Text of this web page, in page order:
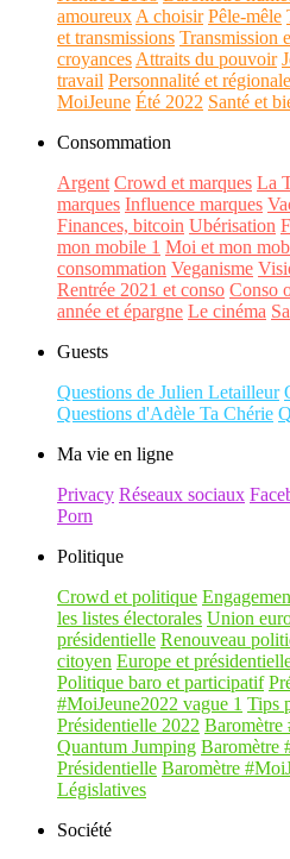
amoureux A choisir Pêle-mêle
et transmissions Transmission
croyances Attraits du pouvoir
travail Personnalité et
MoiJeune Été 2022 Santé et
Consommation
Argent Crowd et marques La
marques Influence marques
Finances, bitcoin Ubérisation
mon mobile 1 Moi et mon
consommation Veganisme
Rentrée 2021 et conso Conso
année et épargne Le cinéma
Guests
Questions de Julien Letailleur
Questions d'Adèle Ta Chérie
Ma vie en ligne
Privacy Réseaux sociaux
Porn
Politique
Crowd et politique
les listes électorales Union
présidentielle Renouveau
citoyen Europe et
Politique baro et participatif
#MoiJeune2022 vague 1 Tips
Présidentielle 2022 Baromètre
Quantum Jumping Baromètre
Présidentielle Baromètre
Législatives
Société